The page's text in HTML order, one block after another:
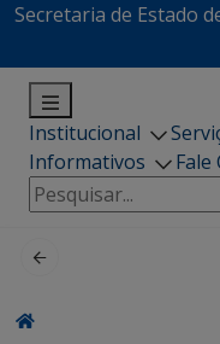
Secretaria de Estado
Institucional
Informativos
Fale
Pesquisar
por: